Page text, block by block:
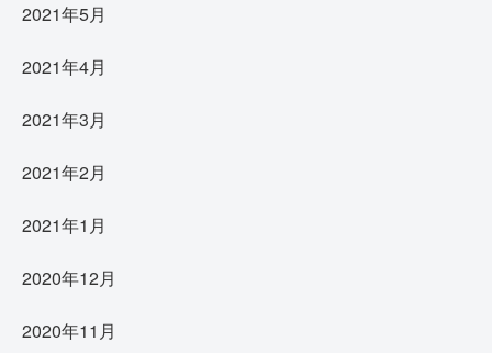
2021年5月
2021年4月
2021年3月
2021年2月
2021年1月
2020年12月
2020年11月